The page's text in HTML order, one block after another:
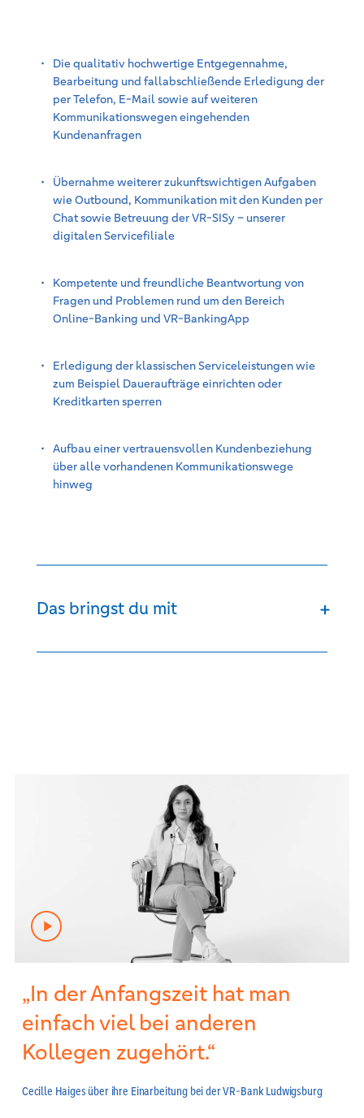
Die qualitativ hochwertige Entgegennahme,
Bearbeitung und fallabschließende Erledigung der
per Telefon, E-Mail sowieauf weiteren
Kommunikationswegen eingehenden
Kundenanfragen
Übernahme weiterer zukunftswichtigen Aufgaben
wie Outbound, Kommunikation mit den Kunden per
Chat sowie Betreuung der VR-SISy– unserer
digitalen Servicefiliale
Kompetente und freundliche Beantwortung von
Fragen und Problemen rund um den Bereich
Online-Banking und VR-BankingApp
Erledigung der klassischen Serviceleistungen wie
zum Beispiel Daueraufträge einrichten oder
Kreditkarten sperren
Aufbau einer vertrauensvollen Kundenbeziehung
über alle vorhandenen Kommunikationswege
hinweg
+
Das bringst du mit
„In der Anfangszeit hat man
einfach viel bei anderen
Kollegen zugehört.“
Cecille Haiges über ihre Einarbeitung bei der VR-Bank Ludwigsburg